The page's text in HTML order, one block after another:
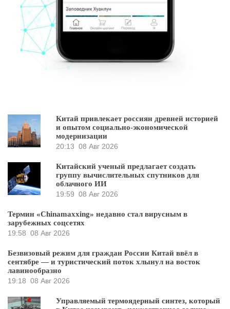
Китай привлекает россиян древней историей
и опытом социально-экономической
модернизации
20:13 08 Авг 2026
Китайский ученый предлагает создать
группу вычислительных спутников для
облачного ИИ
19:59 08 Авг 2026
Термин «Chinamaxxing» недавно стал вирусным в
зарубежных соцсетях
19:58 08 Авг 2026
Безвизовый режим для граждан России Китай ввёл в
сентябре — и туристический поток хлынул на восток
лавинообразно
19:18 08 Авг 2026
Управляемый термоядерный синтез, который